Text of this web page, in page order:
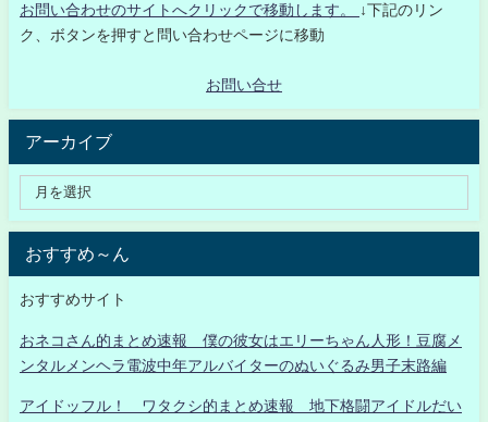
お問い合わせのサイトへクリックで移動します。
↓下記のリン
ク、ボタンを押すと問い合わせページに移動
お問い合せ
アーカイブ
おすすめ～ん
おすすめサイト
おネコさん的まとめ速報 僕の彼女はエリーちゃん人形！豆腐メ
ンタルメンヘラ電波中年アルバイターのぬいぐるみ男子末路編
アイドッフル！ ワタクシ的まとめ速報 地下格闘アイドルだい